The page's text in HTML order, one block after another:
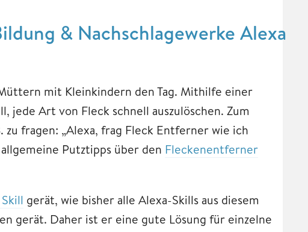
& Nachschlagewerke Alexa
mit Kleinkindern den Tag. Mithilfe einer
jede Art von Fleck schnell auszulöschen. Zum
zu fragen: „Alexa, frag Fleck Entferner wie ich
Putztipps über den Fleckenentferner
gerät, wie bisher alle Alexa-Skills aus diesem
gerät. Daher ist er eine gute Lösung für einzelne